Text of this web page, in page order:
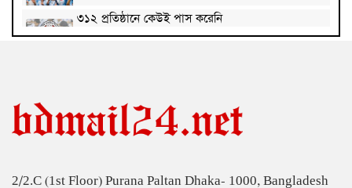
৩১২ প্রতিষ্ঠানে কেউই পাস করেনি
সৌদিতে কারখানায় ভয়াবহ আগুনে নওগাঁর ৭ প্রবাসীর
মৃত্যু
2/2.C (1st Floor) Purana Paltan Dhaka- 1000, Bangladesh